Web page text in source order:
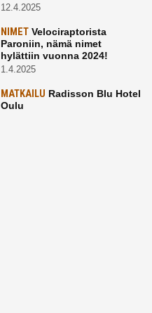
12.4.2025
NIMETVelociraptorista
Paroniin, nämä nimet
hylättiin vuonna 2024!
1.4.2025
MATKAILU Radisson Blu Hotel
Oulu